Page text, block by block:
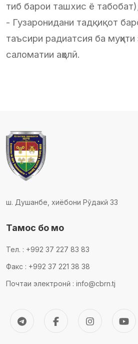
тиб барои ташхис ё
- Гузаронидани тадқиқот
таъсири радиатсия ба муҳити
саломатии аҳолӣ.
ш. Душанбе, хиёбони Рӯдакӣ 33
Тамос бо мо
Тел. : +992 37 227 83 83
Факс : +992 37 221 38 38
Почтаи электронӣ : info@cbrn.tj